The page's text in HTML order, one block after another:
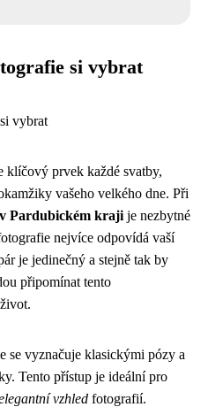
si vybrat
vybrat
klíčový prvek každé svatby,
vašeho velkého dne. Při
Pardubickém kraji je nezbytné
nejvíce odpovídá vaší
je jedinečný a stejně tak by
připomínat tento
se vyznačuje klasickými pózy a
Tento přístup je ideální pro
vzhled fotografií.